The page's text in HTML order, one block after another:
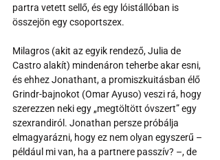
partra vetett sellő, és egy lóistállóban is
összejön egy csoportszex.
Milagros (akit az egyik rendező, Julia de
Castro alakít) mindenáron teherbe akar esni,
és ehhez Jonathant, a promiszkuitásban élő
Grindr-bajnokot (Omar Ayuso) veszi rá, hogy
szerezzen neki egy „megtöltött óvszert” egy
szexrandiról. Jonathan persze próbálja
elmagyarázni, hogy ez nem olyan egyszerű –
például mi van, ha a partnere passzív? –, de